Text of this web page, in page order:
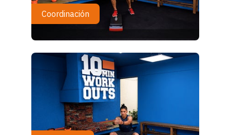
Coordinación